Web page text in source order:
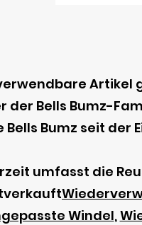
Artikel
der Bells Bumz-
Bells Bumz seit
umfasst die
Windel,